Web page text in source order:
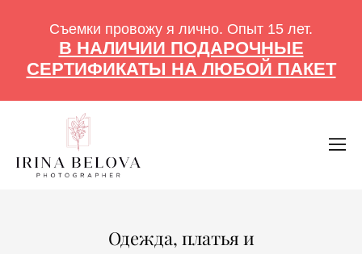
Съемки провожу я лично. Опыт 15 лет.
В НАЛИЧИИ ПОДАРОЧНЫЕ
СЕРТИФИКАТЫ НА ЛЮБОЙ ПАКЕТ
Одежда, платья и